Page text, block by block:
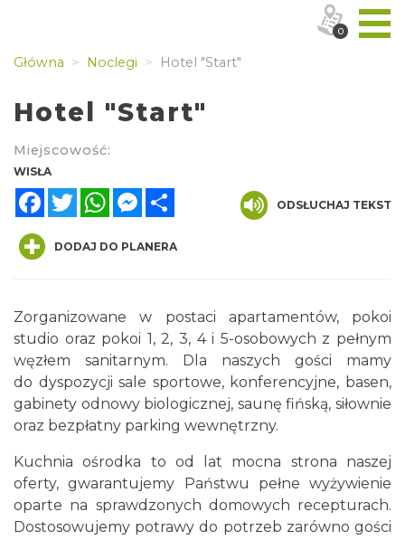
Główna Noclegi Hotel "Start"
Hotel "Start"
Miejscowość:
WISŁA
FacebookTwitterWhatsAppMessenger
ODSŁUCHAJ TEKST
DODAJ DO PLANERA
Zorganizowane w postaci apartamentów, pokoi
studio oraz pokoi 1, 2, 3, 4 i 5-osobowych z pełnym
węzłem sanitarnym. Dla naszych gości mamy
do dyspozycji sale sportowe, konferencyjne, basen,
gabinety odnowy biologicznej, saunę fińską, siłownie
oraz bezpłatny parking wewnętrzny.
Kuchnia ośrodka to od lat mocna strona naszej
oferty, gwarantujemy Państwu pełne wyżywienie
oparte na sprawdzonych domowych recepturach.
Dostosowujemy potrawy do potrzeb zarówno gości
0